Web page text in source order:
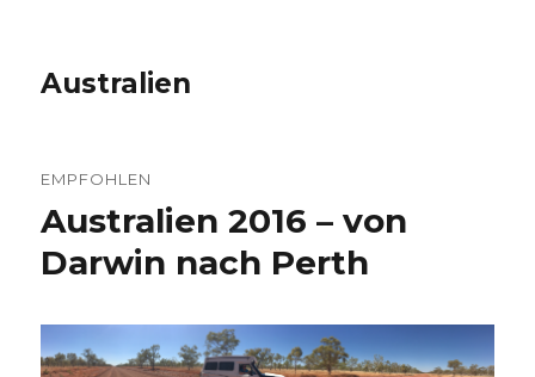
Australien
EMPFOHLEN
Australien 2016 – von
Darwin nach Perth